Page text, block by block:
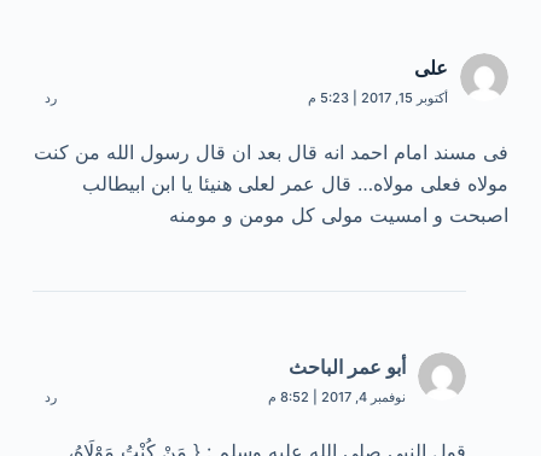
علی
أكتوبر 15, 2017 | 5:23 م رد
فی مسند امام احمد انه قال بعد ان قال رسول الله من کنت
مولاه فعلی مولاه… قال عمر لعلی هنیئا یا ابن ابیطالب
اصبحت و امسیت مولی کل مومن و مومنه
أبو عمر الباحث
نوفمبر 4, 2017 | 8:52 م رد